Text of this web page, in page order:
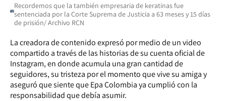
Recordemos que la también empresaria de keratinas fue
sentenciada por la Corte Suprema de Justicia a 63 meses y 15 días
de prisión/ Archivo RCN
La creadora de contenido expresó por medio de un video
compartido a través de las historias de su cuenta oficial de
Instagram, en donde acumula una gran cantidad de
seguidores, su tristeza por el momento que vive su amiga y
aseguró que siente que Epa Colombia ya cumplió con la
responsabilidad que debía asumir.